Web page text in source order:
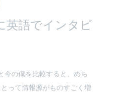
英語でインタビ
今の僕を比較すると、めち
って情報源がものすごく増